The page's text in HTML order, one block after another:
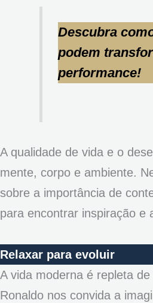
Descubra
podem
performance!
A qualidade de vida e o
mente, corpo e ambiente.
sobre a importância de
para encontrar inspiração e
Relaxar para evoluir
A vida moderna é repleta
Ronaldo nos convida a